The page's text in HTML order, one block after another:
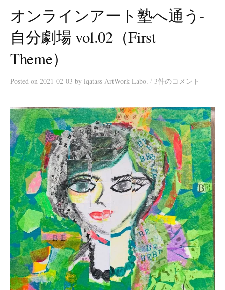
オンラインアート塾へ通う-
自分劇場 vol.02（First
Theme）
Posted on 2021-02-03 by iqatass ArtWork Labo. / 3件のコメント